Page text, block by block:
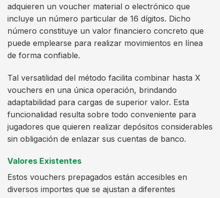
adquieren un voucher material o electrónico que
incluye un número particular de 16 dígitos. Dicho
número constituye un valor financiero concreto que
puede emplearse para realizar movimientos en línea
de forma confiable.
Tal versatilidad del método facilita combinar hasta X
vouchers en una única operación, brindando
adaptabilidad para cargas de superior valor. Esta
funcionalidad resulta sobre todo conveniente para
jugadores que quieren realizar depósitos considerables
sin obligación de enlazar sus cuentas de banco.
Valores Existentes
Estos vouchers prepagados están accesibles en
diversos importes que se ajustan a diferentes